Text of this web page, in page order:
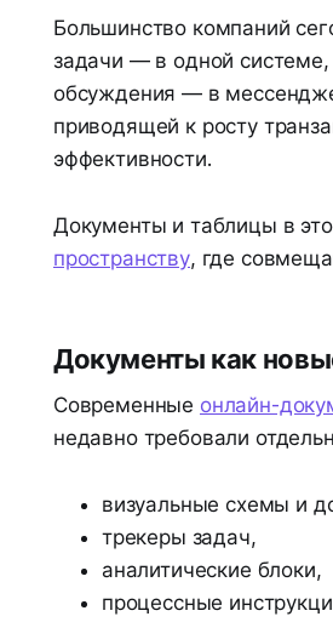
Большинство компаний
задачи — в одной
обсуждения — в
приводящей к росту
эффективности.
Документы и таблицы в
пространству, где
Документы как
Современные онлайн-
недавно требовали
визуальные схемы и
трекеры задач,
аналитические блоки,
процессные